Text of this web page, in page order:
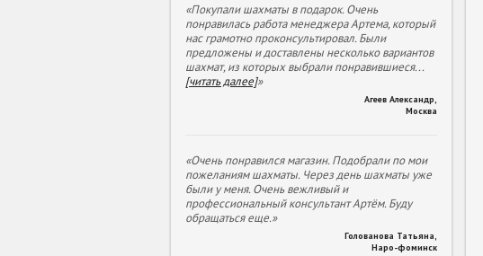
«Покупали шахматы в подарок. Очень
понравилась работа менеджера Артема, который
нас грамотно проконсультировал. Были
предложены и доставлены несколько вариантов
шахмат, из которых выбрали понравившиеся...
[читать далее]»
Агеев Александр
Москва
«Очень понравился магазин. Подобрали по мои
пожеланиям шахматы. Через день шахматы уже
были у меня. Очень вежливый и
профессиональный консультант Артём. Буду
обращаться еще.»
Голованова Татьяна
Наро-фоминск